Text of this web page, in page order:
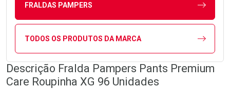
FRALDAS PAMPERS
TODOS OS PRODUTOS DA MARCA
Descrição Fralda Pampers Pants Premium
Care Roupinha XG 96 Unidades